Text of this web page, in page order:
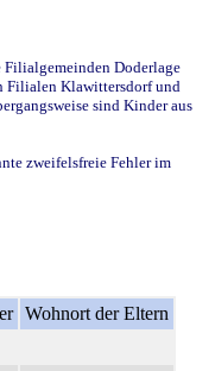
Filialgemeinden Doderlage
Filialen Klawittersdorf und
sind Kinder aus
zweifelsfreie Fehler im
Wohnort der Eltern